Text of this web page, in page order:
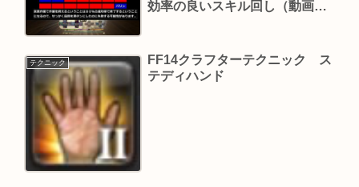
効率の良いスキル回し（動画付
テクニック
FF14クラフターテクニック ス
テディハンド